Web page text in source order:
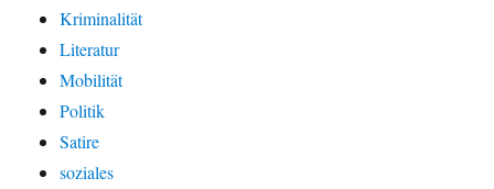
Kriminalität
Literatur
Mobilität
Politik
Satire
soziales